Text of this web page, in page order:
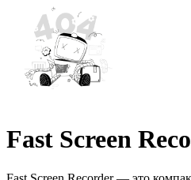
Fast Screen